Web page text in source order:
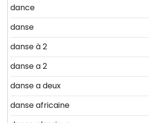
dance
danse
danse à 2
danse a 2
danse a deux
danse africaine